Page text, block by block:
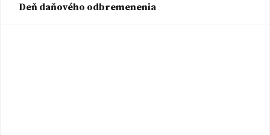
Deň daňového odbremenenia